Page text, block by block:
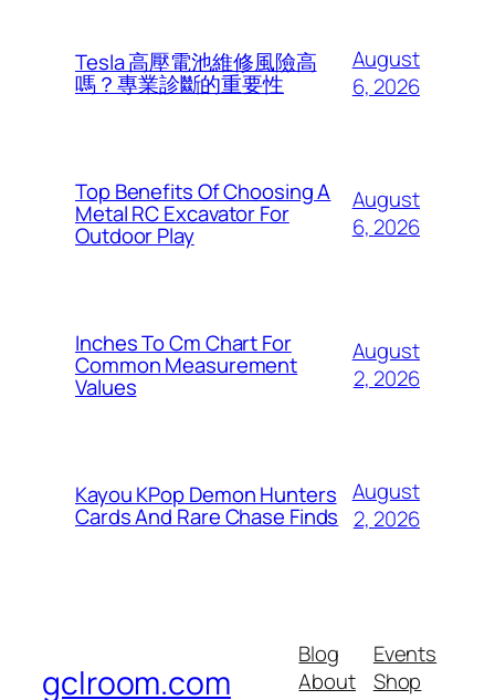
Tesla 高壓電池維修風險高
嗎？專業診斷的重要性
August
6, 2026
Top Benefits Of Choosing A
Metal RC Excavator For
Outdoor Play
August
6, 2026
Inches To Cm Chart For
Common Measurement
Values
August
2, 2026
Kayou KPop Demon Hunters
Cards And Rare Chase Finds
August
2, 2026
gclroom.com
Blog
About
Events
Shop